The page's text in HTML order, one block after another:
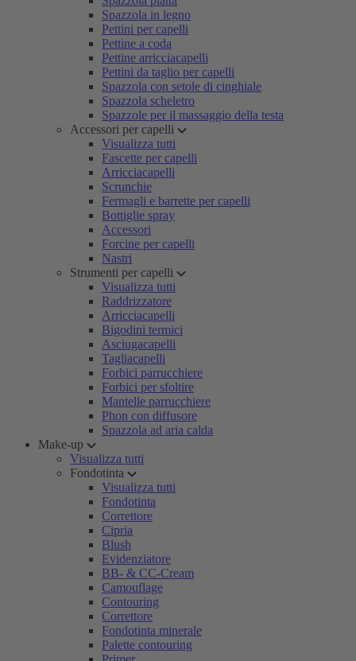
Spazzola in legno
Pettini per capelli
Pettine a coda
Pettine arricciacapelli
Pettini da taglio per capelli
Spazzola con setole di cinghiale
Spazzola scheletro
Spazzole per il massaggio della testa
Accessori per capelli
Visualizza tutti
Fascette per capelli
Arricciacapelli
Scrunchie
Fermagli e barrette per capelli
Bottiglie spray
Accessori
Forcine per capelli
Nastri
Strumenti per capelli
Visualizza tutti
Raddrizzatore
Arricciacapelli
Bigodini termici
Asciugacapelli
Tagliacapelli
Forbici parrucchiere
Forbici per sfoltire
Mantelle parrucchiere
Phon con diffusore
Spazzola ad aria calda
Make-up
Visualizza tutti
Fondotinta
Visualizza tutti
Fondotinta
Correttore
Cipria
Blush
Evidenziatore
BB- & CC-Cream
Camouflage
Contouring
Correttore
Fondotinta minerale
Palette contouring